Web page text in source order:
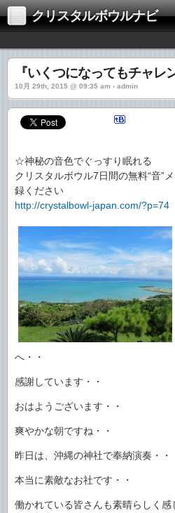
クリスタルボウルナビ
『いくつになってもチャレ
10月 29th, 2015 @ 09:35 am › admin
☆神秘の音色でぐっすり眠れる
クリスタルボウル7日間の無料“音”
録ください
http://crystalbowl-japan.com/?p=74
へ・・
感謝しています・・
おはようございます・・
爽やかな朝ですね・・
昨日は、沖縄の神社で奉納演奏・・
本当に素敵なお社です・・
働かれている皆さんも素晴らしく感